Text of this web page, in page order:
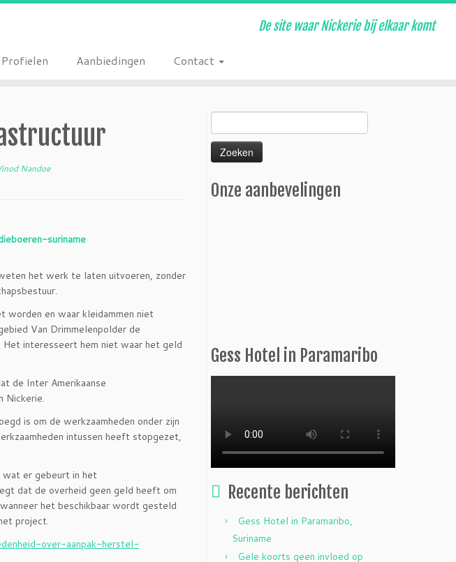
De site waar Nickerie bij elkaar komt
Profielen Aanbiedingen Contact
Nandoe
het werk te laten uitvoeren, zonder
worden en waar kleidammen niet
Van Drimmelenpolder de
interesseert hem niet waar het geld
de Inter Amerikaanse
Nickerie.
is om de werkzaamheden onder zijn
intussen heeft stopgezet,
er gebeurt in het
dat de overheid geen geld heeft om
het beschikbaar wordt gesteld
project.
over-aanpak-herstel-
naar:
Onze aanbevelingen
Gess Hotel in Paramaribo
Recente berichten
Gess Hotel in Paramaribo,
Suriname
Gele koorts geen invloed op